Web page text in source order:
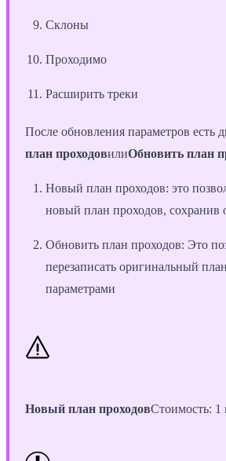
Склоны
Проходимо
Расширить треки
После обновления параметров есть
план проходовилиОбновить план
Новый план проходов: это
новый план проходов, сохранив
Обновить план проходов: Это
перезаписать оригинальный
параметрами
Новый план проходовСтоимость: 1